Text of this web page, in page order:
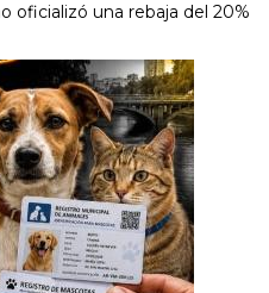
oficializó una rebaja del 20%